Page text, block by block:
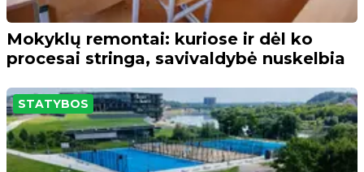
Mokyklų remontai: kuriose ir dėl ko
procesai stringa, savivaldybė nuskelbia
STATYBOS